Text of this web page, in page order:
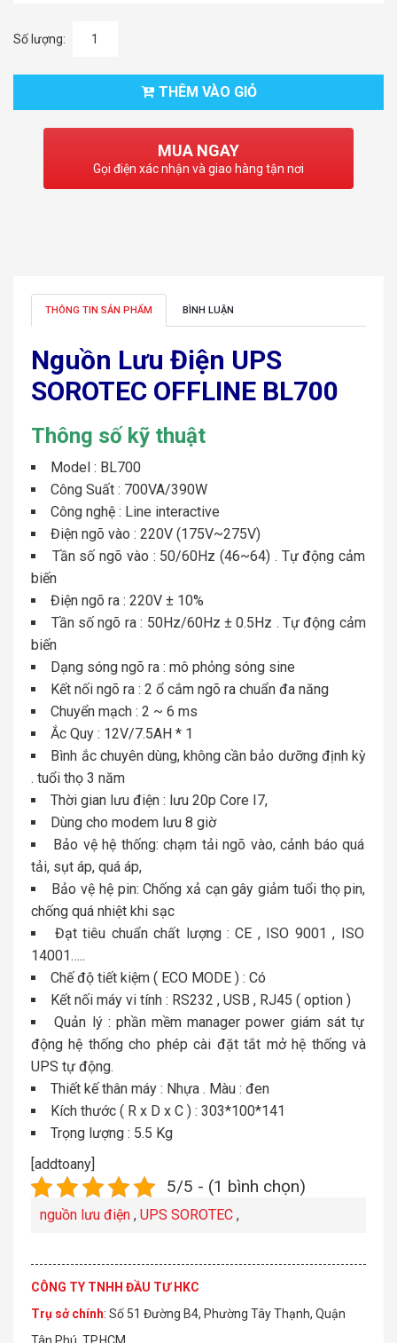
Số lượng:
THÊM VÀO GIỎ
MUA NGAY
Gọi điện xác nhận và giao hàng tận nơi
THÔNG TIN SẢN PHẨM BÌNH LUẬN
Nguồn Lưu Điện UPS
SOROTEC OFFLINE BL700
Thông số kỹ thuật
Model : BL700
Công Suất : 700VA/390W
Công nghệ : Line interactive
Điện ngõ vào : 220V (175V~275V)
Tần số ngõ vào : 50/60Hz (46~64) . Tự động cảm
biến
Điện ngõ ra : 220V ± 10%
Tần số ngõ ra : 50Hz/60Hz ± 0.5Hz . Tự động cảm
biến
Dạng sóng ngõ ra : mô phỏng sóng sine
Kết nối ngõ ra : 2 ổ cắm ngõ ra chuẩn đa năng
Chuyển mạch : 2 ~ 6 ms
Ắc Quy : 12V/7.5AH * 1
Bình ắc chuyên dùng, không cần bảo dưỡng định kỳ
. tuổi thọ 3 năm
Thời gian lưu điện : lưu 20p Core I7,
Dùng cho modem lưu 8 giờ
Bảo vệ hệ thống: chạm tải ngõ vào, cảnh báo quá
tải, sụt áp, quá áp,
Bảo vệ hệ pin: Chống xả cạn gây giảm tuổi thọ pin,
chống quá nhiệt khi sạc
Đạt tiêu chuẩn chất lượng : CE , ISO 9001 , ISO
14001…..
Chế độ tiết kiệm ( ECO MODE ) : Có
Kết nối máy vi tính : RS232 , USB , RJ45 ( option )
Quản lý : phần mềm manager power giám sát tự
động hệ thống cho phép cài đặt tắt mở hệ thống và
UPS tự động.
Thiết kế thân máy : Nhựa . Màu : đen
Kích thước ( R x D x C ) : 303*100*141
Trọng lượng : 5.5 Kg
[addtoany]
5/5 - (1 bình chọn)
nguồn lưu điện , UPS SOROTEC ,
CÔNG TY TNHH ĐẦU TƯ HKC
Trụ sở chính: Số 51 Đường B4, Phường Tây Thạnh, Quận